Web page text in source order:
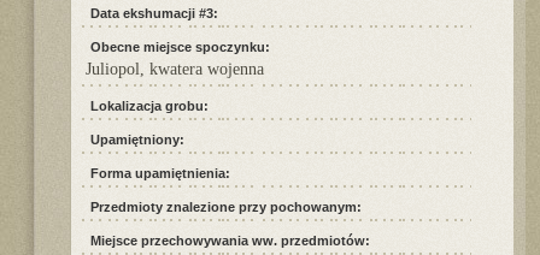
Data ekshumacji #3:
Obecne miejsce spoczynku:
Juliopol, kwatera wojenna
Lokalizacja grobu:
Upamiętniony:
Forma upamiętnienia:
Przedmioty znalezione przy pochowanym:
Miejsce przechowywania ww. przedmiotów: